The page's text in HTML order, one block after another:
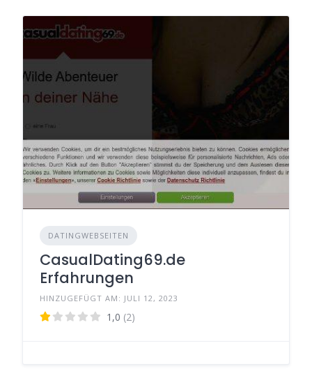
DATINGWEBSEITEN
CasualDating69.de
Erfahrungen
HINZUGEFÜGT AM: JULI 12, 2023
1,0 (2)